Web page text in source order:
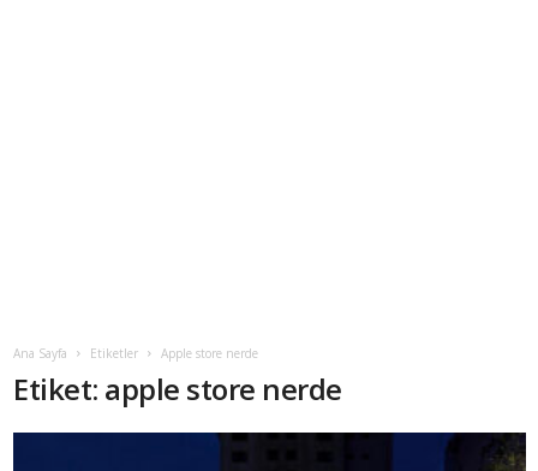
Ana Sayfa Etiketler Apple store nerde
Etiket: apple store nerde